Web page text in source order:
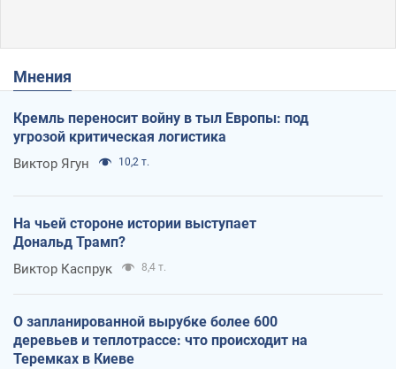
Мнения
Кремль переносит войну в тыл Европы: под
угрозой критическая логистика
Виктор Ягун 10,2 т.
На чьей стороне истории выступает
Дональд Трамп?
Виктор Каспрук 8,4 т.
О запланированной вырубке более 600
деревьев и теплотрассе: что происходит на
Теремках в Киеве